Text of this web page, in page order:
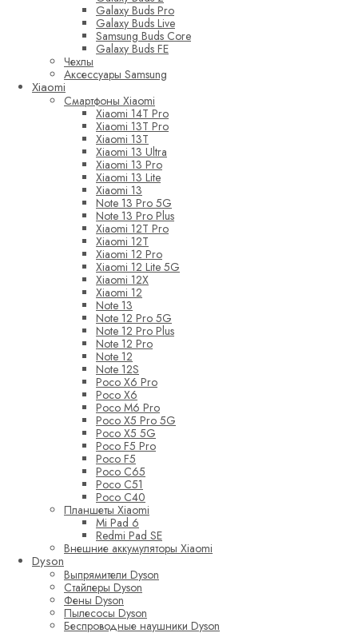
Galaxy Buds Pro
Galaxy Buds Live
Samsung Buds Core
Galaxy Buds FE
Чехлы
Аксессуары Samsung
Xiaomi
Смартфоны Xiaomi
Xiaomi 14T Pro
Xiaomi 13T Pro
Xiaomi 13T
Xiaomi 13 Ultra
Xiaomi 13 Pro
Xiaomi 13 Lite
Xiaomi 13
Note 13 Pro 5G
Note 13 Pro Plus
Xiaomi 12T Pro
Xiaomi 12T
Xiaomi 12 Pro
Xiaomi 12 Lite 5G
Xiaomi 12X
Xiaomi 12
Note 13
Note 12 Pro 5G
Note 12 Pro Plus
Note 12 Pro
Note 12
Note 12S
Poco X6 Pro
Poco X6
Poco M6 Pro
Poco X5 Pro 5G
Poco X5 5G
Poco F5 Pro
Poco F5
Poco C65
Poco C51
Poco C40
Планшеты Xiaomi
Mi Pad 6
Redmi Pad SE
Внешние аккумуляторы Xiaomi
Dyson
Выпрямители Dyson
Стайлеры Dyson
Фены Dyson
Пылесосы Dyson
Беспроводные наушники Dyson